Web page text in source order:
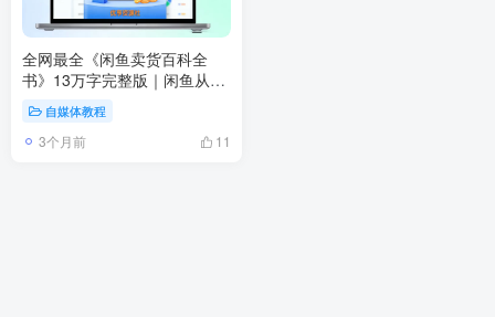
全网最全《闲鱼卖货百科全
书》13万字完整版｜闲鱼从0
自媒体教程
3个月前 11